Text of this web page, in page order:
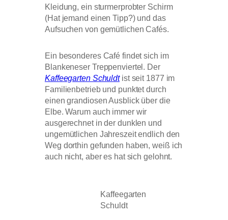
Kleidung, ein sturmerprobter Schirm
(Hat jemand einen Tipp?) und das
Aufsuchen von gemütlichen Cafés.
Ein besonderes Café findet sich im
Blankeneser Treppenviertel. Der
Kaffeegarten Schuldtist seit 1877 im
Familienbetrieb und punktet durch
einen grandiosen Ausblick über die
Elbe. Warum auch immer wir
ausgerechnet in der dunklen und
ungemütlichen Jahreszeit endlich den
Weg dorthin gefunden haben, weiß ich
auch nicht, aber es hat sich gelohnt.
Kaffeegarten
Schuldt